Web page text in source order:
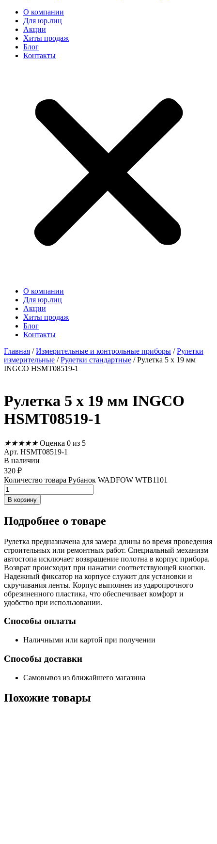
О компании
Для юр.лиц
Акции
Хиты продаж
Блог
Контакты
О компании
Для юр.лиц
Акции
Хиты продаж
Блог
Контакты
Главная /Измерительные и контрольные приборы /Рулетки
измерительные /Рулетки стандартные / Рулетка 5 х 19 мм
INGCO HSMT08519-1
Рулетка 5 х 19 мм INGCO
HSMT08519-1
★★★★★ Оценка 0 из 5
Арт. HSMT08519-1
В наличии
320 ₽
Количество товара Рубанок WADFOW WTB1101
В корзину
Подробнее о товаре
Рулетка предназначена для замера длины во время проведения
строительных или ремонтных работ. Специальный механизм
автостопа исключает возвращение полотна в корпус прибора.
Возврат происходит при нажатии соответствующей кнопки.
Надежный фиксатор на корпусе служит для установки и
скручивания ленты. Корпус выполнен из ударопрочного
обрезиненного пластика, что обеспечивает комфорт и
удобство при использовании.
Способы оплаты
Наличными или картой при получении
Способы доставки
Самовывоз из ближайшего магазина
Похожие товары